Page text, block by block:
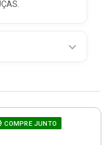
COMPRE JUNTO